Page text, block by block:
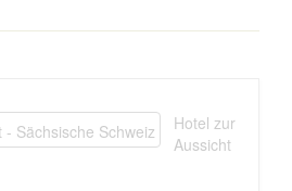
Hotel zur
Aussicht